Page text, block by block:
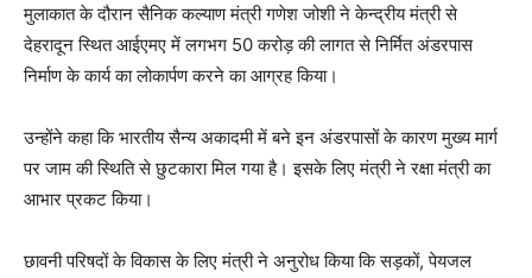
मुलाकात के दौरान सैनिक कल्याण मंत्री गणेश जोशी ने केन्द्रीय मंत्री से
देहरादून स्थित आईएमए में लगभग 50 करोड़ की लागत से निर्मित अंडरपास
निर्माण के कार्य का लोकार्पण करने का आग्रह किया।
उन्होंने कहा कि भारतीय सैन्य अकादमी में बने इन अंडरपासों के कारण मुख्य मार्ग
पर जाम की स्थिति से छुटकारा मिल गया है। इसके लिए मंत्री ने रक्षा मंत्री का
आभार प्रकट किया।
छावनी परिषदों के विकास के लिए मंत्री ने अनुरोध किया कि सड़कों, पेयजल